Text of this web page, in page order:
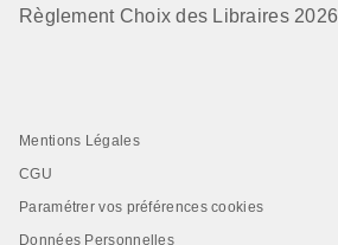
Règlement Choix des Libraires 2026
Mentions Légales
CGU
Paramétrer vos préférences cookies
Données Personnelles